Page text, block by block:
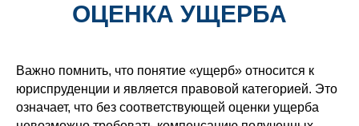
ОЦЕНКА УЩЕРБА
Важно помнить, что понятие «ущерб» относится к
юриспруденции и является правовой категорией. Это
означает, что без соответствующей оценки ущерба